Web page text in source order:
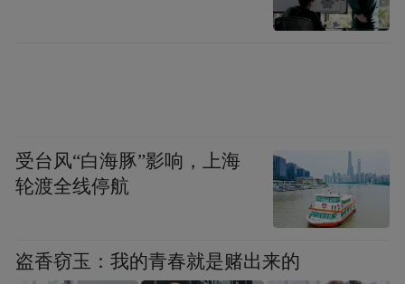
活动还设置鄞州区医疗器械产业发展及产业
园区介绍、优质科研与服务项目推介等环
力与转化潜力。
受台风“白海豚”影响，上海
轮渡全线停航
盗香窃玉：我的青春就是赌出来的